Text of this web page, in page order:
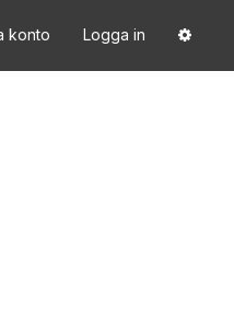
konto Logga in